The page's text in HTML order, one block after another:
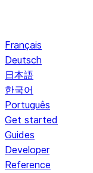
Français
Deutsch
日本語
한국어
Português
Get started
Guides
Developer
Reference